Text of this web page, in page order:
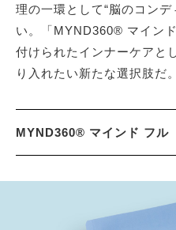
理の一環として“脳のコン
い。「MYND360® マイン
付けられたインナーケアと
り入れたい新たな選択肢だ。
MYND360® マインド フル